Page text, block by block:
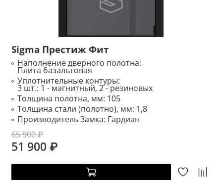
Sigma Престиж Фит
Наполнение дверного полотна:
Плита базальтовая
Уплотнительные контуры:
3 шт.: 1 - магнитный, 2 - резиновых
Толщина полотна, мм: 105
Толщина стали (полотно), мм: 1,8
Производитель Замка: Гардиан
65 900 ₽
51 900 ₽